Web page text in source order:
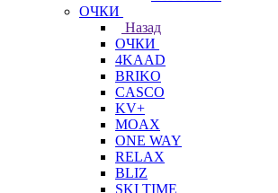
ОЧКИ
Назад
ОЧКИ
4KAAD
BRIKO
CASCO
KV+
MOAX
ONE WAY
RELAX
BLIZ
SKI TIME